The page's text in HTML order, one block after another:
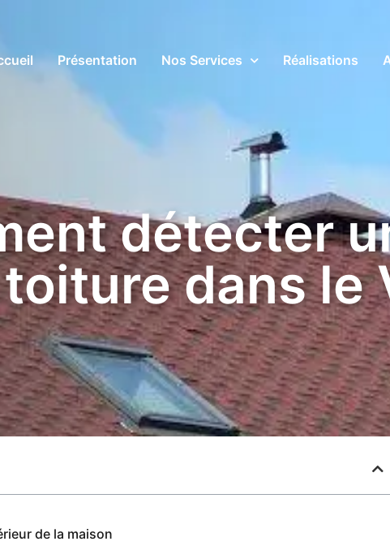
Présentation Nos Services Réalisations
détecter
toiture dans le
de la maison